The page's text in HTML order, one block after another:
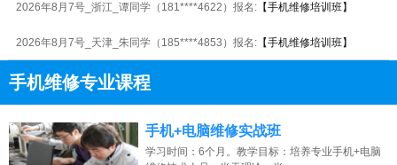
2026年8月7号_天津_朱同学（185****4853）报名: 【手机维修培训班】
2026年8月7号_上海_胡同学（136****4421）报名:
2026年8月7号_重庆_李同学（189****9256）报名:【手机维修培训班】
2026年8月7号_浙江_胡同学（133****4117）报名:
手机维修专业课程
点击免费咨询电话：13807313137
手机+电脑维修实战班
学习时间：6个月。教学目标：培养专业手机+电脑